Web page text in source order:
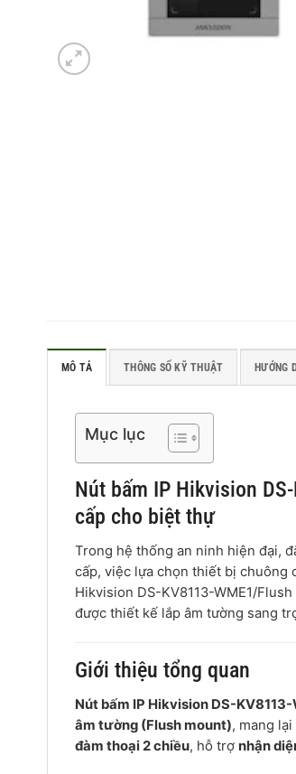
MÔ TẢ THÔNG SỐ KỸ THUẬT HƯỚNG
Mục lục
Nút bấm IP Hikvision
cấp cho biệt thự
Trong hệ thống an ninh hiện đại,
cấp, việc lựa chọn thiết bị chuông
Hikvision DS-KV8113-WME1/
được thiết kế lắp âm tường sang
Giới thiệu tổng quan
Nút bấm IP Hikvision DS-
âm tường (Flush mount), mang
đàm thoại 2 chiều, hỗ trợ nhận